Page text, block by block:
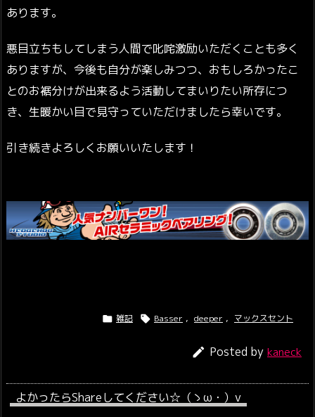
あります。
悪目立ちもしてしまう人間で叱咤激励いただくことも多く
ありますが、今後も自分が楽しみつつ、おもしろかったこ
とのお裾分けが出来るよう活動してまいりたい所存につ
き、生暖かい目で見守っていただけましたら幸いです。
引き続きよろしくお願いいたします！
 雑記  Basser , deeper , マックスセント
 Posted by kaneck
よかったらShareしてください☆（ゝω・）v